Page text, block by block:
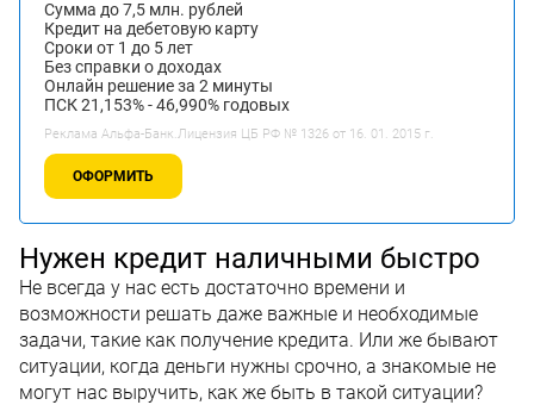
Сумма до 7,5 млн. рублей
Кредит на дебетовую карту
Сроки от 1 до 5 лет
Без справки о доходах
Онлайн решение за 2 минуты
ПСК 21,153% - 46,990% годовых
Реклама Альфа-Банк.Лицензия ЦБ РФ № 1326 от 16. 01. 2015 г.
ОФОРМИТЬ
Нужен кредит наличными быстро
Не всегда у нас есть достаточно времени и
возможности решать даже важные и необходимые
задачи, такие как получение кредита. Или же бывают
ситуации, когда деньги нужны срочно, а знакомые не
могут нас выручить, как же быть в такой ситуации?